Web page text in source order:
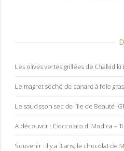
Les olives vertes grillées de Chalkidiki
Le magret séché de canard à foie
Le saucisson sec de l’Ile de Beauté
A découvrir : Cioccolato di Modica –
Souvenir : il y a 3 ans, le chocolat de